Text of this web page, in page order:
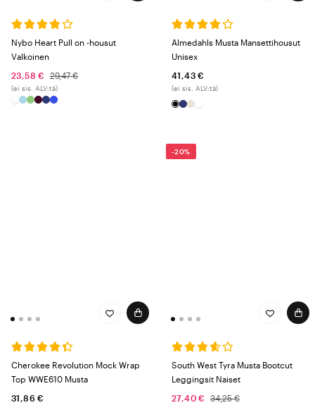
Nybo Heart Pull on -housut
Valkoinen
23,58 €
29,47 €
(ei sis. ALV:tä)
Almedahls Musta Mansettihousut
Unisex
41,43 €
(ei sis. ALV:tä)
Cherokee Revolution Mock Wrap
Top WWE610 Musta
31,86 €
-20%
South West Tyra Musta Bootcut
Leggingsit Naiset
27,40 €
34,25 €